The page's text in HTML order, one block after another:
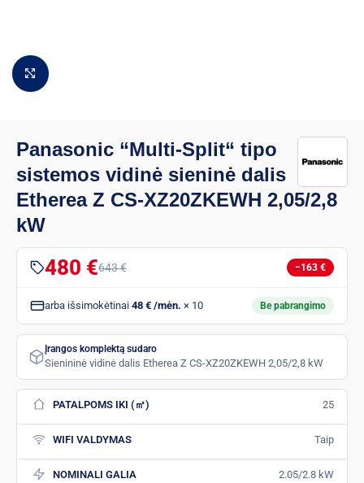
Padidinti vaizdą
Panasonic “Multi-Split“ tipo
sistemos vidinė sieninė dalis
Etherea Z CS-XZ20ZKEWH 2,05/2,8
kW
480 €643 € −163 €
arba išsimokėtinai 48 € /mėn. × 10 Be pabrangimo
Įrangos komplektą sudaro
Sienininė vidinė dalis Etherea Z CS-XZ20ZKEWH 2,05/2,8 kW
PATALPOMS IKI (㎡) 25
WIFI VALDYMAS Taip
NOMINALI GALIA 2.05/2.8 kW